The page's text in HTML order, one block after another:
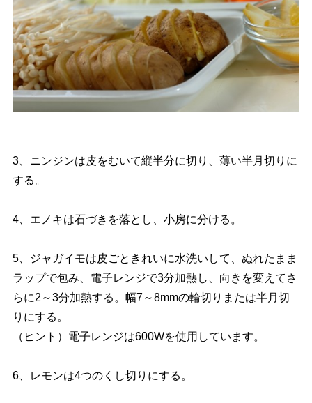
3、ニンジンは皮をむいて縦半分に切り、薄い半月切りに
する。
4、エノキは石づきを落とし、小房に分ける。
5、ジャガイモは皮ごときれいに水洗いして、ぬれたまま
ラップで包み、電子レンジで3分加熱し、向きを変えてさ
らに2～3分加熱する。幅7～8mmの輪切りまたは半月切
りにする。
（ヒント）電子レンジは600Wを使用しています。
6、レモンは4つのくし切りにする。